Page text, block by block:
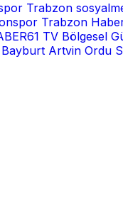
Trabzon
Trabzon
TV Bölgesel
Bayburt Artvin Ordu